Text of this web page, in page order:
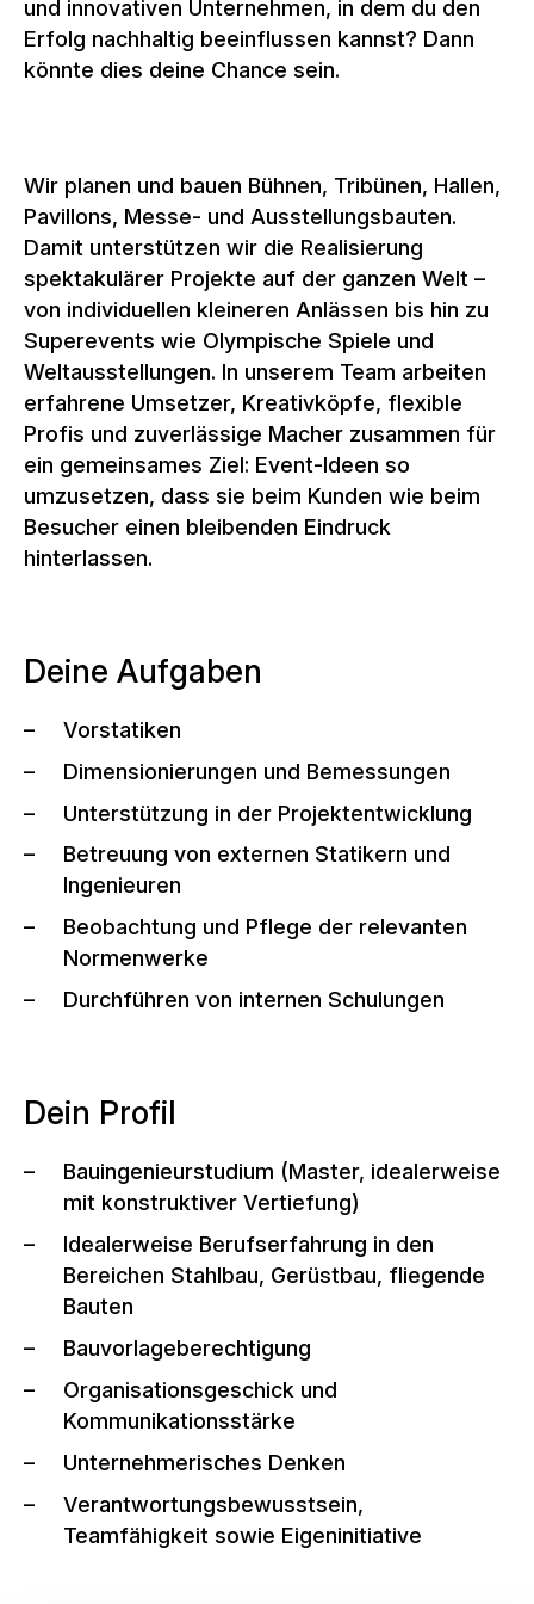
und innovativen Unternehmen, in dem du den
Erfolg nachhaltig beeinflussen kannst? Dann
könnte dies deine Chance sein.
Wir planen und bauen Bühnen, Tribünen, Hallen,
Pavillons, Messe- und Ausstellungsbauten.
Damit unterstützen wir die Realisierung
spektakulärer Projekte auf der ganzen Welt –
von individuellen kleineren Anlässen bis hin zu
Superevents wie Olympische Spiele und
Weltausstellungen. In unserem Team arbeiten
erfahrene Umsetzer, Kreativköpfe, flexible
Profis und zuverlässige Macher zusammen für
ein gemeinsames Ziel: Event-Ideen so
umzusetzen, dass sie beim Kunden wie beim
Besucher einen bleibenden Eindruck
hinterlassen.
Deine Aufgaben
Vorstatiken
Dimensionierungen und Bemessungen
Unterstützung in der Projektentwicklung
Betreuung von externen Statikern und
Ingenieuren
Beobachtung und Pflege der relevanten
Normenwerke
Durchführen von internen Schulungen
Dein Profil
Bauingenieurstudium (Master, idealerweise
mit konstruktiver Vertiefung)
Idealerweise Berufserfahrung in den
Bereichen Stahlbau, Gerüstbau, fliegende
Bauten
Bauvorlageberechtigung
Organisationsgeschick und
Kommunikationsstärke
Unternehmerisches Denken
Verantwortungsbewusstsein,
Teamfähigkeit sowie Eigeninitiative